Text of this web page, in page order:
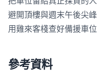
避開頂樓與週末午後尖
用雞來客棧查好備援車
參考資料